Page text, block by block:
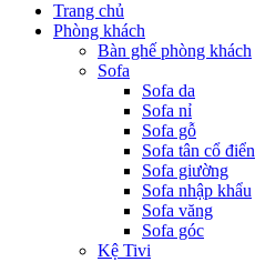
Trang chủ
Phòng khách
Bàn ghế phòng khách
Sofa
Sofa da
Sofa nỉ
Sofa gỗ
Sofa tân cổ điển
Sofa giường
Sofa nhập khẩu
Sofa văng
Sofa góc
Kệ Tivi